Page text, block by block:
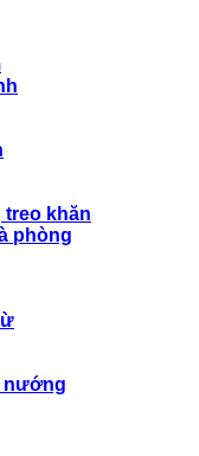
treo khăn
phòng
nướng